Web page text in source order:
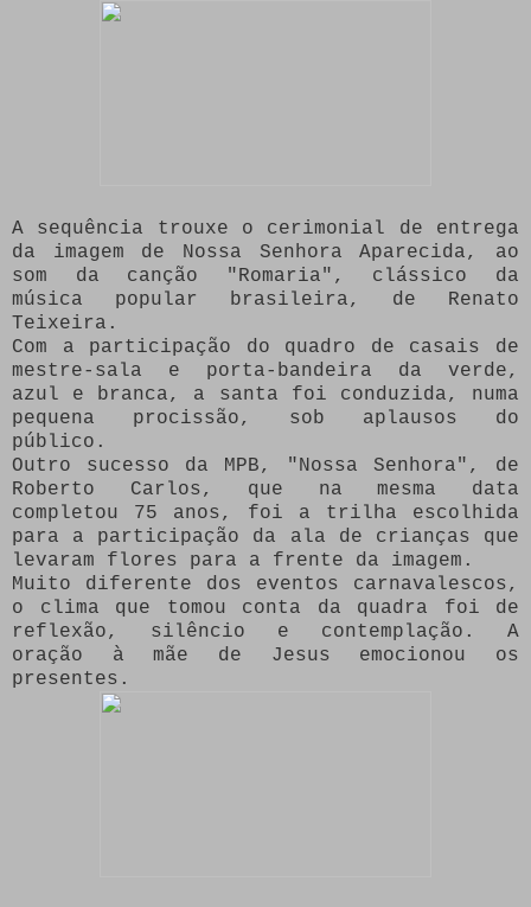
A sequência trouxe o cerimonial de entrega
da imagem de Nossa Senhora Aparecida, ao
som da canção "Romaria", clássico da
música popular brasileira, de Renato
Teixeira.
Com a participação do quadro de casais de
mestre-sala e porta-bandeira da verde,
azul e branca, a santa foi conduzida, numa
pequena procissão, sob aplausos do
público.
Outro sucesso da MPB, "Nossa Senhora", de
Roberto Carlos, que na mesma data
completou 75 anos, foi a trilha escolhida
para a participação da ala de crianças que
levaram flores para a frente da imagem.
Muito diferente dos eventos carnavalescos,
o clima que tomou conta da quadra foi de
reflexão, silêncio e contemplação. A
oração à mãe de Jesus emocionou os
presentes.